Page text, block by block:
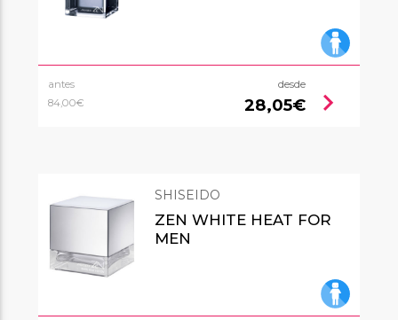
antes
84,00€
desde
28,05€ chevron_right
SHISEIDO
ZEN WHITE HEAT FOR
MEN